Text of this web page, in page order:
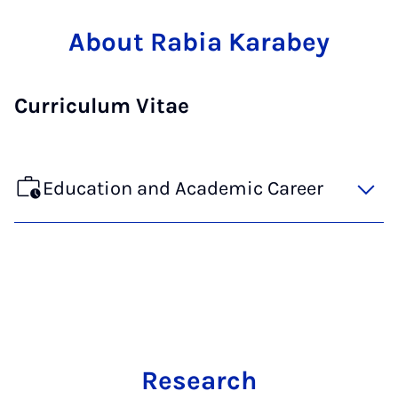
About Rabia Karabey
Curriculum Vitae
Education and Academic Career
Research